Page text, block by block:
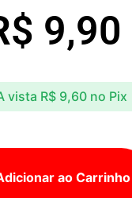
9,90
vista R$ 9,60 no Pix
ao Carrinho